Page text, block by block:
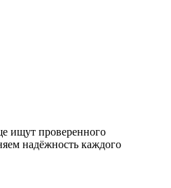
ищут проверенного
надёжность каждого